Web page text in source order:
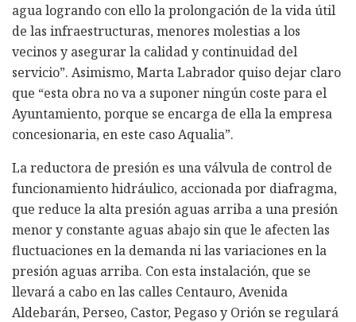
agua logrando con ello la prolongación de la vida útil
de las infraestructuras, menores molestias a los
vecinos y asegurar la calidad y continuidad del
servicio”. Asimismo, Marta Labrador quiso dejar claro
que “esta obra no va a suponer ningún coste para el
Ayuntamiento, porque se encarga de ella la empresa
concesionaria, en este caso Aqualia”.
La reductora de presión es una válvula de control de
funcionamiento hidráulico, accionada por diafragma,
que reduce la alta presión aguas arriba a una presión
menor y constante aguas abajo sin que le afecten las
fluctuaciones en la demanda ni las variaciones en la
presión aguas arriba. Con esta instalación, que se
llevará a cabo en las calles Centauro, Avenida
Aldebarán, Perseo, Castor, Pegaso y Orión se regulará